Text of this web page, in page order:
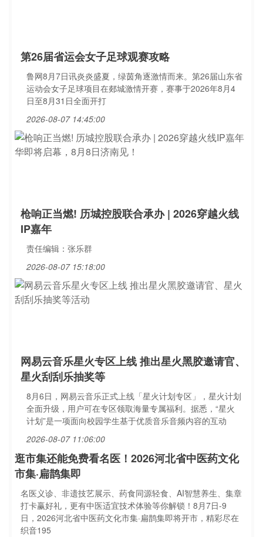
第26届省运会女子足球观赛攻略
鲁网8月7日讯炎炎盛夏，绿茵角逐激情而来。第26届山东省
运动会女子足球项目在郯城激情开赛，赛事于2026年8月4
日至8月31日全面开打
2026-08-07 14:45:00
枪响正当燃! 历城控股联合承办 | 2026穿越火线
IP嘉年
责任编辑：张乐群
2026-08-07 15:18:00
网易云音乐星火专区上线 推出星火黑胶邀请官、
星火刮刮乐抽奖等
8月6日，网易云音乐正式上线「星火计划专区」，星火计划
全面升级，用户可在专区领取海量专属福利。据悉，“星火
计划”是一项面向校园学生基于优质音乐音频内容的互动
2026-08-07 11:06:00
逛市集还能免费看名医！2026河北省中医药文化
市集·扁鹊集即
名医义诊、非遗技艺展示、药食同源轻食、AI智慧养生、集章
打卡赢好礼，更有中医适宜技术体验等你解锁！8月7日-9
日，2026河北省中医药文化市集·扁鹊集即将开市，精彩尽在
织音195